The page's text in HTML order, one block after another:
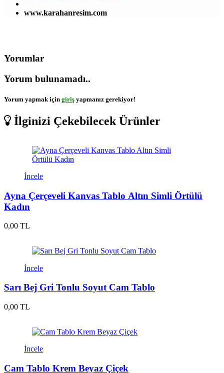
www.karahanresim.com
Yorumlar
Yorum bulunamadı..
Yorum yapmak için giriş yapmanız gerekiyor!
İlginizi Çekebilecek Ürünler
İncele
Ayna Çerçeveli Kanvas Tablo Altın Simli Örtülü
Kadın
0,00 TL
İncele
Sarı Bej Gri Tonlu Soyut Cam Tablo
0,00 TL
İncele
Cam Tablo Krem Beyaz Çiçek